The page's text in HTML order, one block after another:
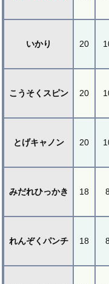
いかり 20
こうそくスピン 20
とげキャノン 20
みだれひっかき 18
れんぞくパンチ 18